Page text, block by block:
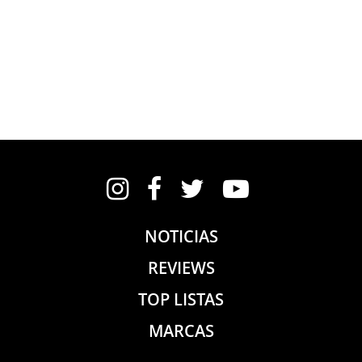
Instagram
Facebook
Twitter
NOTICIAS
REVIEWS
TOP LISTAS
MARCAS